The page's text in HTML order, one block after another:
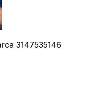
3147535146